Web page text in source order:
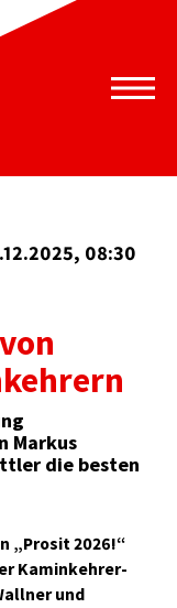
08:30
Markus
die besten
„Prosit 2026!“
Kaminkehrer-
und